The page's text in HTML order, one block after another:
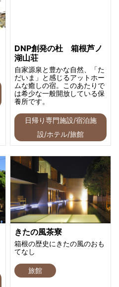
DNP創発の杜 箱根芦ノ
湖山荘
自家源泉と豊かな自然、「た
だいま」と感じるアットホー
ムな癒しの宿。このあたりで
は希少な一般開放している保
養所です。
日帰り専門施設/宿泊施
設/ホテル/旅館
きたの風茶寮
箱根の歴史にきたの風のおも
てなし
旅館